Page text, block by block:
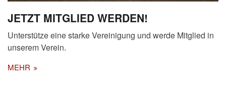
JETZT MITGLIED WERDEN!
Unterstütze eine starke Vereinigung und werde Mitglied in
unserem Verein.
MEHR